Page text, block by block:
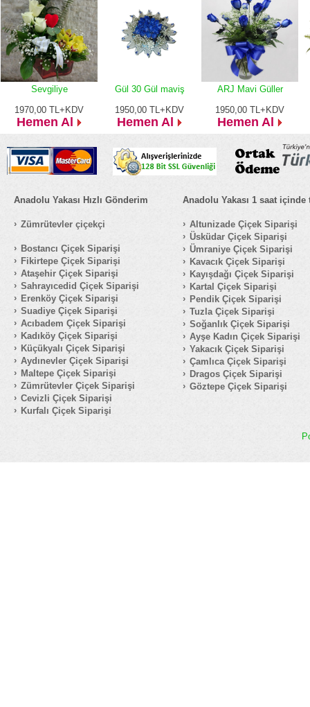
Sevgiliye
1970,00 TL+KDV
Hemen Al
Gül 30 Gül maviş
1950,00 TL+KDV
Hemen Al
ARJ Mavi Güller
1950,00 TL+KDV
Hemen Al
Anadolu Yakası Hızlı Gönderim
Zümrütevler çiçekçi
Bostancı Çiçek Siparişi
Fikirtepe Çiçek Siparişi
Ataşehir Çiçek Siparişi
Sahrayıcedid Çiçek Siparişi
Erenköy Çiçek Siparişi
Suadiye Çiçek Siparişi
Acıbadem Çiçek Siparişi
Kadıköy Çiçek Siparişi
Küçükyalı Çiçek Siparişi
Aydınevler Çiçek Siparişi
Maltepe Çiçek Siparişi
Zümrütevler Çiçek Siparişi
Cevizli Çiçek Siparişi
Kurfalı Çiçek Siparişi
Anadolu Yakası 1 saat içinde
Altunizade Çiçek Siparişi
Üsküdar Çiçek Siparişi
Ümraniye Çiçek Siparişi
Kavacık Çiçek Siparişi
Kayışdağı Çiçek Siparişi
Kartal Çiçek Siparişi
Pendik Çiçek Siparişi
Tuzla Çiçek Siparişi
Soğanlık Çiçek Siparişi
Ayşe Kadın Çiçek Siparişi
Yakacık Çiçek Siparişi
Çamlıca Çiçek Siparişi
Dragos Çiçek Siparişi
Göztepe Çiçek Siparişi